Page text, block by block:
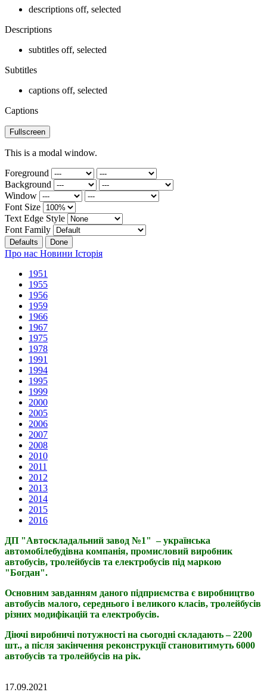
descriptions off, selected
Descriptions
subtitles off, selected
Subtitles
captions off, selected
Captions
Fullscreen
This is a modal window.
Foreground
Background
Window
Font Size
Text Edge Style
Font Family
Defaults Done
Про нас Новини Історія
1951
1955
1956
1959
1966
1967
1975
1978
1991
1994
1995
1999
2000
2005
2006
2007
2008
2010
2011
2012
2013
2014
2015
2016
ДП "Автоскладальний завод №1" – українська
автомобілебудівна компанія, промисловий виробник
автобусів, тролейбусів та електробусів під маркою
"Богдан".
Основним завданням даного підприємства є виробництво
автобусів малого, середнього і великого класів, тролейбусів
різних модифікацій та електробусів.
Діючі виробничі потужності на сьогодні складають – 2200
шт., а після закінчення реконструкції становитимуть 6000
автобусів та тролейбусів на рік.
17.09.2021